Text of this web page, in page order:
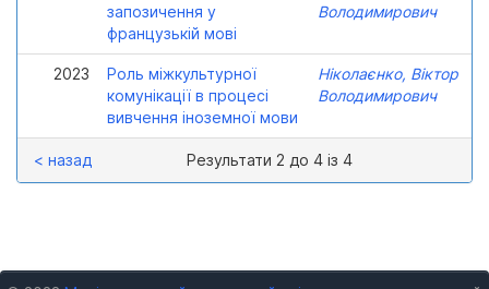
запозичення у
французькій мові
Володимирович
2023
Роль міжкультурної
комунікації в процесі
вивчення іноземної мови
Ніколаєнко, Віктор
Володимирович
Результати 2 до 4 із 4
< назад